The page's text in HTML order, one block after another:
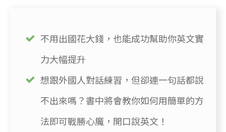
不用出國花大錢，也能成功幫助你英文實
力大幅提升
想跟外國人對話練習，但卻連一句話都說
不出來嗎？書中將會教你如何用簡單的方
法即可戰勝心魔，開口說英文！